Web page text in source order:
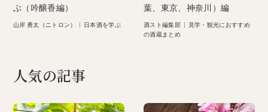
ぶ（吟醸香編）
山岸 勇太（ニトロン） 日本酒を学ぶ
葉、東京、神奈川）編
酒スト編集部
見学・観光におすすめ
の酒蔵まとめ
人気の記事